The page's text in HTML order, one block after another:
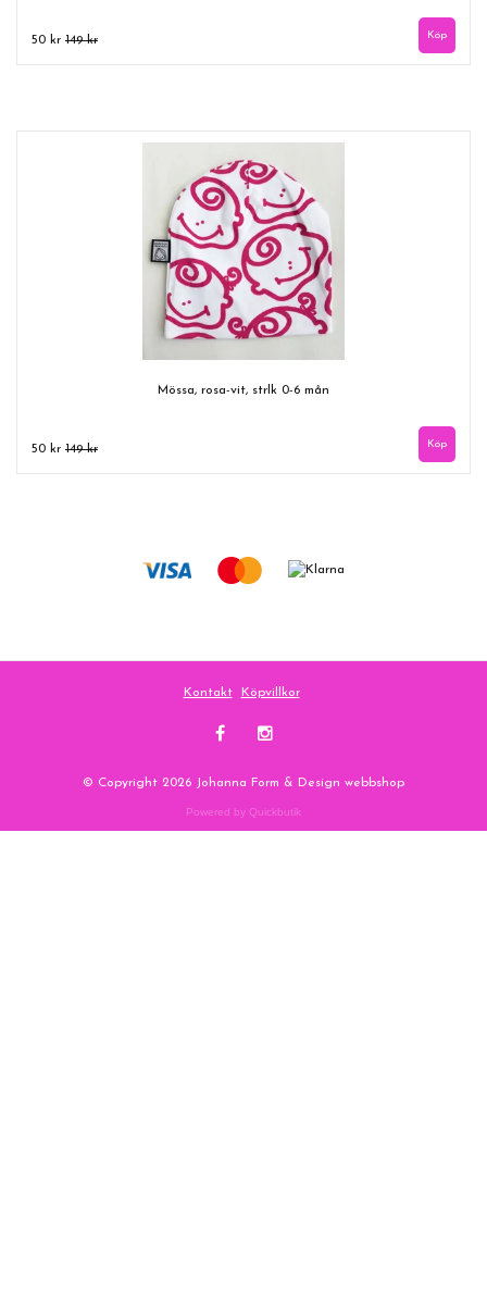
50 kr 149 kr
Mössa, rosa-vit, strlk 0-6 mån
50 kr 149 kr
Kontakt Köpvillkor
© Copyright 2026 Johanna Form & Design webbshop
Powered by Quickbutik